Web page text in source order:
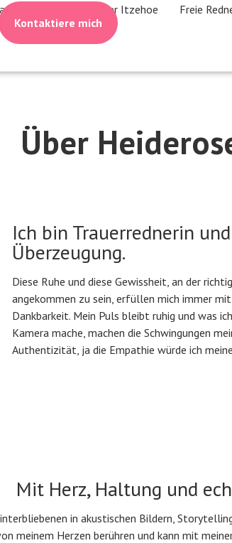
Trauerredner Itzehoe Freie
Kontaktiere mich
Über
Ich bin Trauerrednerin
Überzeugung.
Diese Ruhe und diese Gewissheit, an der
angekommen zu sein, erfüllen mich immer
Dankbarkeit. Mein Puls bleibt ruhig und was
Kamera mache, machen die Schwingungen
Authentizität, ja die Empathie würde ich
Mit Herz, Haltung und
in akustischen Bildern,
meinem Herzen berühren und kann mit